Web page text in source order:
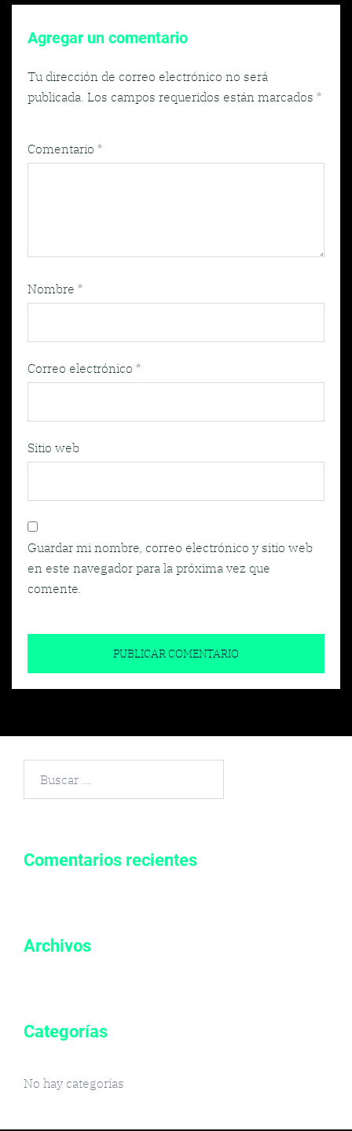
Agregar un comentario
Tu dirección de correo electrónico no será
publicada. Los campos requeridos están marcados *
Comentario *
Nombre *
Correo electrónico *
Sitio web
Guardar mi nombre, correo electrónico y sitio web
en este navegador para la próxima vez que
comente.
Comentarios recientes
Archivos
Categorías
No hay categorías